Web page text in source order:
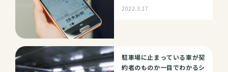
2022.3.17
駐車場に止まっている車が契
約者のものか一目でわかるシ